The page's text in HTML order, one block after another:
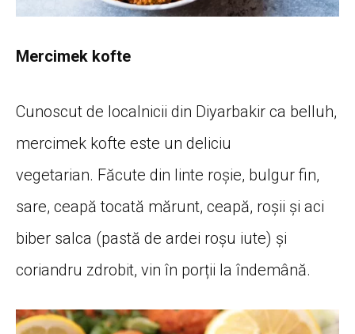
Mercimek kofte
Cunoscut de localnicii din Diyarbakir ca belluh,
mercimek kofte este un deliciu
vegetarian. Făcute din linte roșie, bulgur fin,
sare, ceapă tocată mărunt, ceapă, roșii și aci
biber salca (pastă de ardei roșu iute) și
coriandru zdrobit, vin în porții la îndemână.